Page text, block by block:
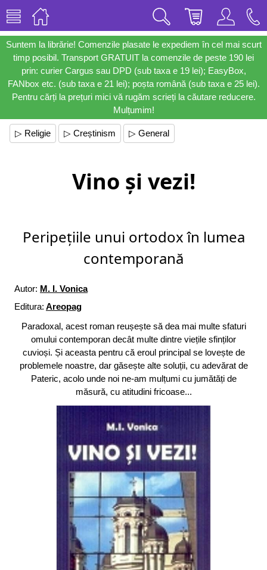
Suntem la librărie! Comenzile plasate le expediem în cel mai scurt
timp posibil. Transport GRATUIT la comenzile de peste 190 lei
prin: curier Cargus sau DPD (sub taxa e 19 lei); EasyBox,
FANbox etc. (sub taxa e 21 lei); poșta română (sub taxa e 25 lei).
Pentru cărți la prețuri mici vă rugăm scrieți la căutare reducere.
Mulțumim!
▷ Religie ▷ Creștinism ▷ General
Vino și vezi!
Peripețiile unui ortodox în lumea
contemporană
Autor: M. I. Vonica
Editura: Areopag
Paradoxal, acest roman reușește să dea mai multe sfaturi
omului contemporan decât multe dintre viețile sfinților
cuvioși. Și aceasta pentru că eroul principal se lovește de
problemele noastre, dar găsește alte soluții, cu adevărat de
Pateric, acolo unde noi ne-am mulțumi cu jumătăți de
măsură, cu atitudini fricoase...